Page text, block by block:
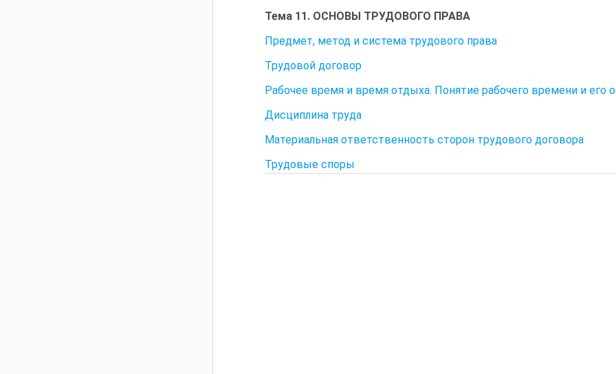
Тема 11. ОСНОВЫ ТРУДОВОГО ПРАВА
Предмет, метод и система трудового права
Трудовой договор
Рабочее время и время отдыха. Понятие рабочего времени и его
Дисциплина труда
Материальная ответственность сторон трудового договора
Трудовые споры